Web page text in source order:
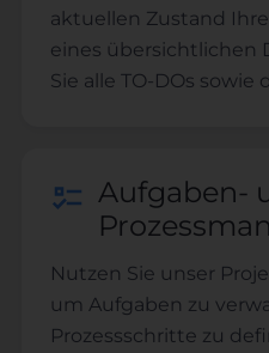
aktuellen Zustand
eines übersichtlichen
Sie alle TO-DOs
Servicetermine bis hin
hier erhalten Sie alle
lange suchen zu
Aufgaben-
Nutzen Sie unser
um Aufgaben zu
Prozessschritte zu